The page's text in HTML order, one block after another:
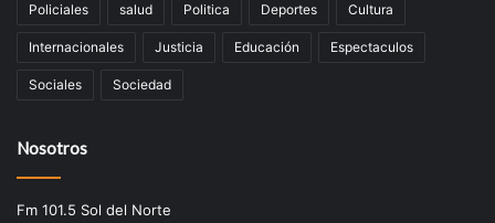
Policiales salud Politica Deportes Cultura
Internacionales Justicia Educación Espectaculos
Sociales Sociedad
Nosotros
Fm 101.5 Sol del Norte